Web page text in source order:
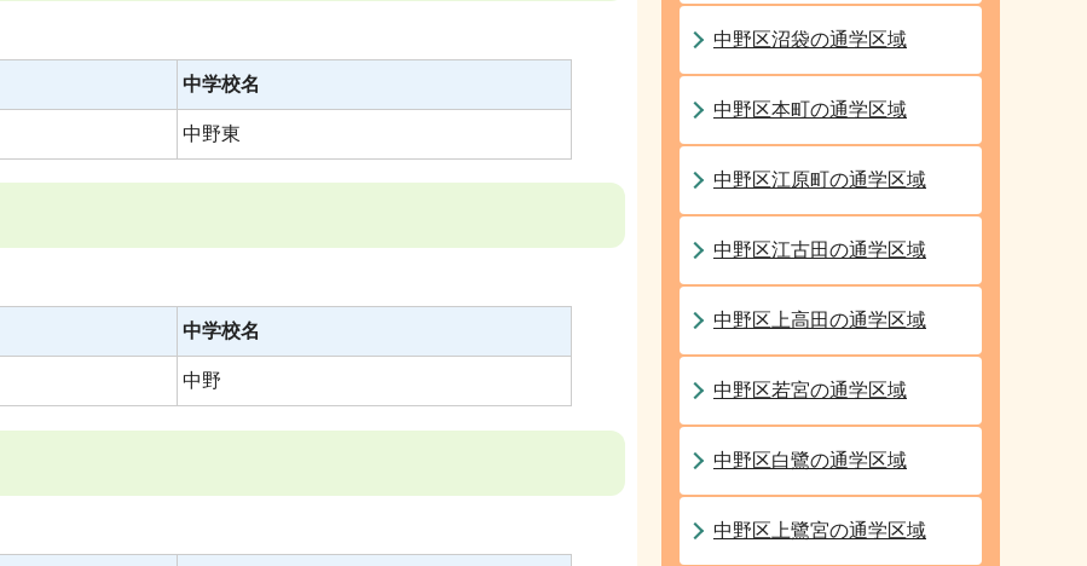
中学校名
中野東
中学校名
中野
中野区沼袋の通学区域
中野区本町の通学区域
中野区江原町の通学区域
中野区江古田の通学区域
中野区上高田の通学区域
中野区若宮の通学区域
中野区白鷺の通学区域
中野区上鷺宮の通学区域